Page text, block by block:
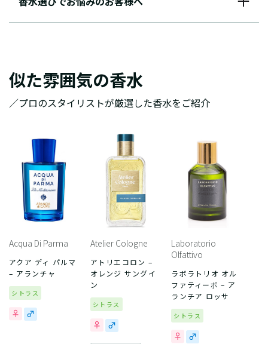
似た雰囲気の香水
／プロのスタイリストが厳選した香水をご紹介
Acqua Di Parma
アクア ディ パルマ
– アランチャ
シトラス
Atelier Cologne
アトリエコロン –
オレンジ サングイ
ン
シトラス
Laboratorio
Olfattivo
ラボラトリオ オル
ファティーボ – ア
ランチア ロッサ
シトラス